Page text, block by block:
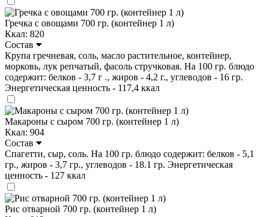
Гречка с овощами 700 гр. (контейнер 1 л)
Ккал: 820
Состав
Крупа гречневая, соль, масло растительное, контейнер,
морковь, лук репчатый, фасоль стручковая. На 100 гр. блюдо
содержит: белков - 3,7 г ., жиров - 4,2 г., углеводов - 16 гр.
Энергетическая ценность - 117,4 ккал
Макароны с сыром 700 гр. (контейнер 1 л)
Ккал: 904
Состав
Спагетти, сыр, соль. На 100 гр. блюдо содержит: белков - 5,1
гр., жиров - 3,7 гр., углеводов - 18.1 гр. Энергетическая
ценность - 127 ккал
Рис отварной 700 гр. (контейнер 1 л)